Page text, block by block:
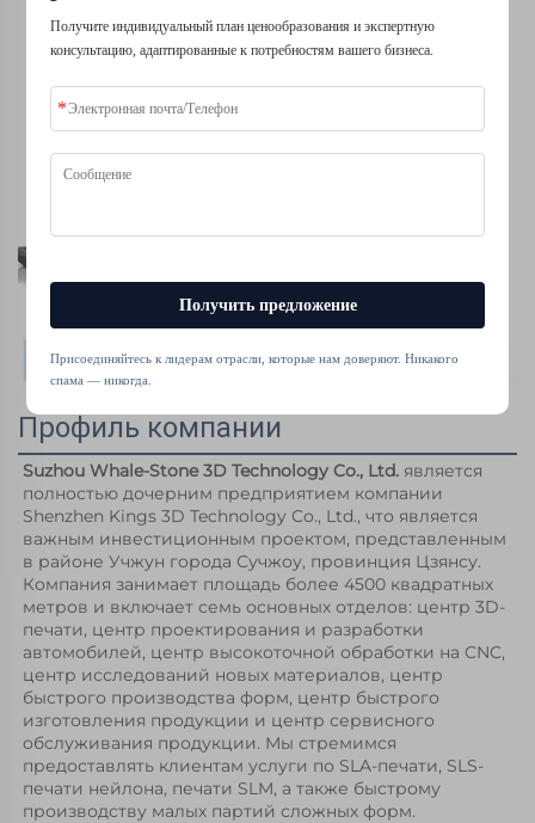
Профиль компании
Suzhou Whale-Stone 3D Technology Co., Ltd. является
полностью дочерним предприятием компании
Shenzhen Kings 3D Technology Co., Ltd., что является
важным инвестиционным проектом, представленным
в районе Учжун города Сучжоу, провинция Цзянсу.
Компания занимает площадь более 4500 квадратных
метров и включает семь основных отделов: центр 3D-
печати, центр проектирования и разработки
автомобилей, центр высокоточной обработки на CNC,
центр исследований новых материалов, центр
быстрого производства форм, центр быстрого
изготовления продукции и центр сервисного
обслуживания продукции. Мы стремимся
предоставлять клиентам услуги по SLA-печати, SLS-
печати нейлона, печати SLM, а также быстрому
производству малых партий сложных форм.
Получите индивидуальный план ценообразования и экспертную
консультацию, адаптированные к потребностям вашего бизнеса.
Получить предложение
Присоединяйтесь к лидерам отрасли, которые нам доверяют. Никакого
спама — никогда.